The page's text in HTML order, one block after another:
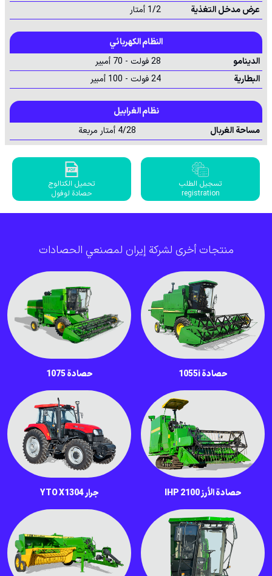
عرض مدخل التغذية
1/2 أمتار
النظام الكهربائي
الدينامو
28 فولت - 70 أمبير
البطارية
24 فولت - 100 أمبير
نظام الغرابيل
مساحة الغربال
4/28 أمتار مربعة
تسجيل الطلب
registration
تحميل الكتالوج
حصادة لوفول
منتجات أخرى لشركة إيران لمصنعي الحصادات
حصادة 1055i حصادة 1075
حصادة الأرز IHP 2100 جرار YTO X1304